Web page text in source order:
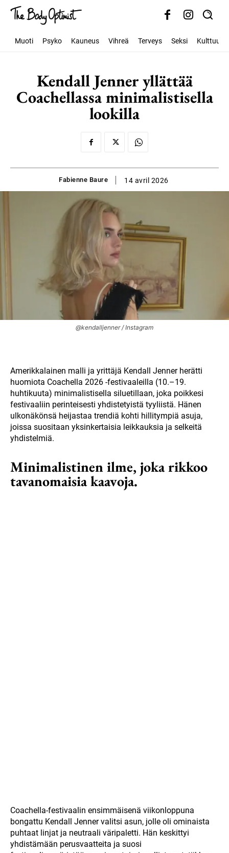
Muoti Psyko Kauneus Vihreä Terveys Seksi Kulttuuri
Kendall Jenner yllättää
Coachellassa minimalistisella
lookilla
Fabienne Baure 14 avril 2026
@kendalljenner / Instagram
Amerikkalainen malli ja yrittäjä Kendall Jenner herätti
huomiota Coachella 2026 -festivaaleilla (10.–19.
huhtikuuta) minimalistisella siluetillaan, joka poikkesi
festivaaliin perinteisesti yhdistetyistä tyyliistä. Hänen
ulkonäkönsä heijastaa trendiä kohti hillitympiä asuja,
joissa suositaan yksinkertaisia leikkauksia ja selkeitä
yhdistelmiä.
Minimalistinen ilme, joka rikkoo
tavanomaisia kaavoja.
Coachella-festivaalin ensimmäisenä viikonloppuna
bongattu Kendall Jenner valitsi asun, jolle oli ominaista
puhtaat linjat ja neutraali väripaletti. Hän keskittyi
yhdistämään perusvaatteita ja suosi